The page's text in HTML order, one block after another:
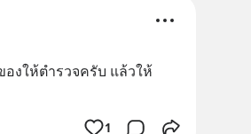
องให้ตำรวจครับ แล้วให้
1